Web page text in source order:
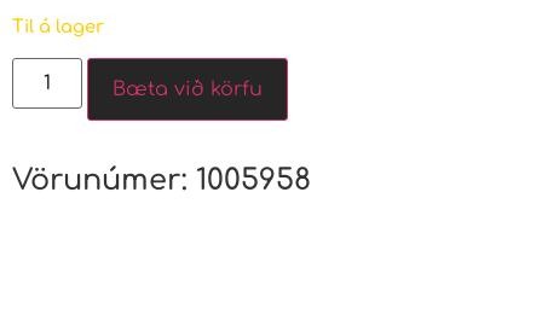
Til á lager
Bæta við körfu
Vörunúmer: 1005958